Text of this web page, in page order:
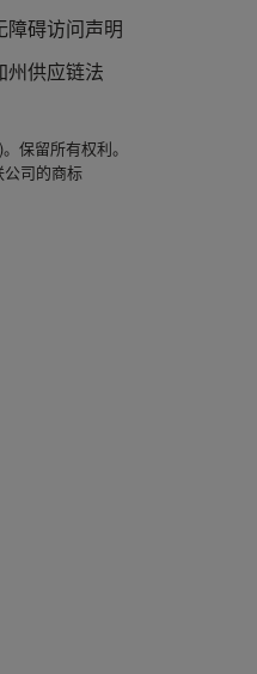
障碍访问声明
州供应链法
保留所有权利。
司的商标